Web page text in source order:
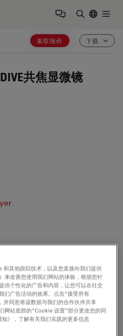
索取报价 下载
共焦显微镜
with the White Light
STELLARIS Application Note
其他跟踪技术，以及您直接向我们提供
来改善您使用我们网站的体验，根据您针
供个性化的广告和内容，让您可以在社交
们广告活动的效果。点击“接受所有
同意将该数据与我们的合作伙伴共享
网站底部的“Cookie 设置”部分更改您的同
》，了解有关我们实践的更多信息